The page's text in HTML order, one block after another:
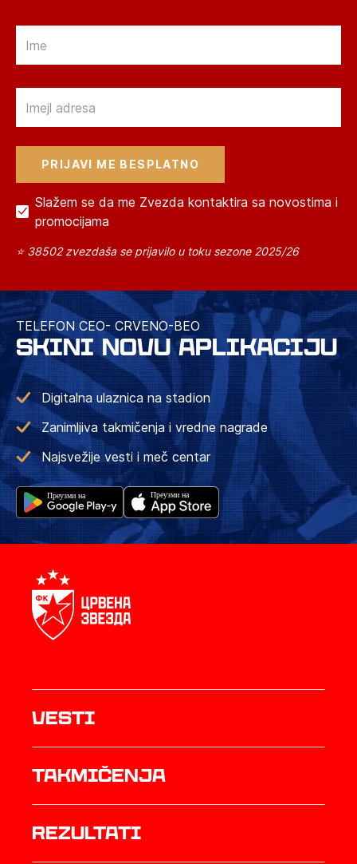
Slažem se da me Zvezda kontaktira sa novostima i
promocijama
⭐ 38502 zvezdaša se prijavilo u toku sezone 2025/26
TELEFON CEO- CRVENO-BEO
SKINI NOVU APLIKACIJU
Digitalna ulaznica na stadion
Zanimljiva takmičenja i vredne nagrade
Najsvežije vesti i meč centar
Vesti
Takmičenja
rezultati